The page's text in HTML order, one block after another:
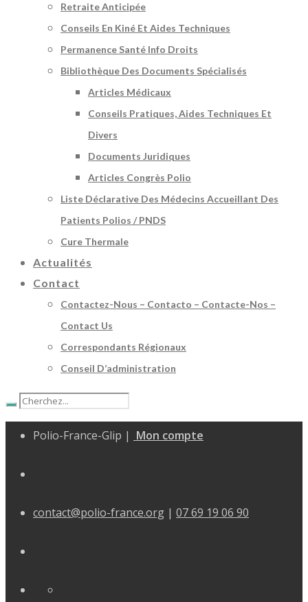
Retraite Anticipée
Conseils En Kiné Et Aides Techniques
Permanence Santé Info Droits
Bibliothèque Des Documents Spécialisés
Articles Médicaux
Conseils Pratiques, Aides Techniques Et
Divers
Documents Juridiques
Articles Congrès Polio
Liste Déclarative Des Médecins Accueillant Des
Patients Polios / PNDS
Cure Thermale
Actualités
Contact
Contactez-Nous – Contacto – Contacte-Nos –
Contact Us
Correspondants Régionaux
Conseil D’administration
Polio-France-Glip | Mon compte
contact@polio-france.org | 07 69 19 06 90